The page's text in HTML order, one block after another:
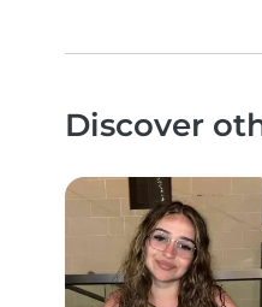
Discover